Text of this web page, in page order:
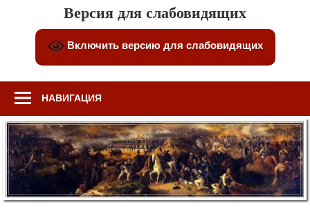
Версия для слабовидящих
Включить версию для слабовидящих
НАВИГАЦИЯ